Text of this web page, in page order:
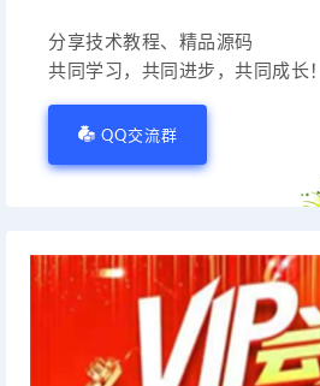
分享技术教程、精品源码
共同学习，共同进步，共同成长！
QQ交流群